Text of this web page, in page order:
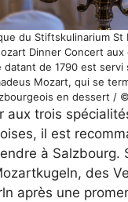
du Stiftskulinarium St
Dinner Concert aux
datant de 1790 est servi
Mozart, qui se
en dessert /
aux trois
il est
à Salzbourg.
des
après une